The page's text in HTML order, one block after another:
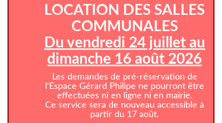
LOCATION DES SALLES
COMMUNALES
Du vendredi 24 juillet au
dimanche 16 août 2026
Les demandes de pré-réservation de
l'Espace Gérard Philipe ne pourront être
effectuées ni en ligne ni en mairie.
Ce service sera de nouveau accessible à
partir du 17 août.